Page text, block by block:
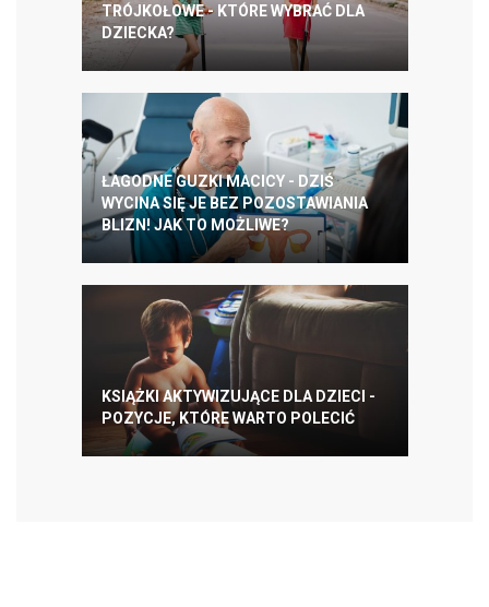
TRÓJKOŁOWE - KTÓRE WYBRAĆ DLA
DZIECKA?
ŁAGODNE GUZKI MACICY - DZIŚ
WYCINA SIĘ JE BEZ POZOSTAWIANIA
BLIZN! JAK TO MOŻLIWE?
KSIĄŻKI AKTYWIZUJĄCE DLA DZIECI -
POZYCJE, KTÓRE WARTO POLECIĆ